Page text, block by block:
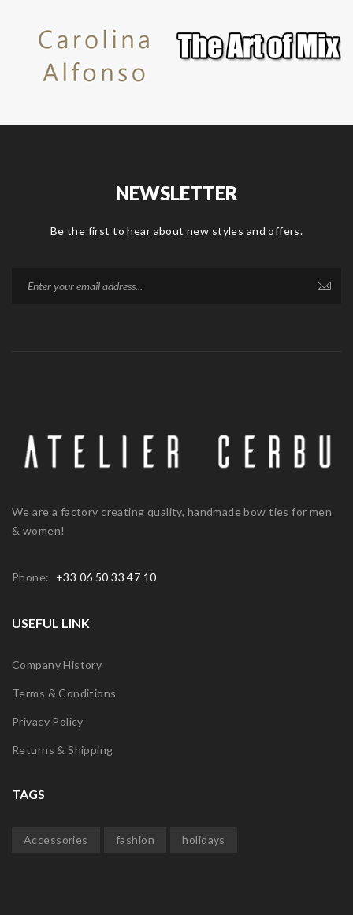
NEWSLETTER
Be the first to hear about new styles and offers.
We are a factory creating quality, handmade bow ties for men
& women!
Phone: +33 06 50 33 47 10
USEFUL LINK
Company History
Terms & Conditions
Privacy Policy
Returns & Shipping
TAGS
Accessories fashion holidays